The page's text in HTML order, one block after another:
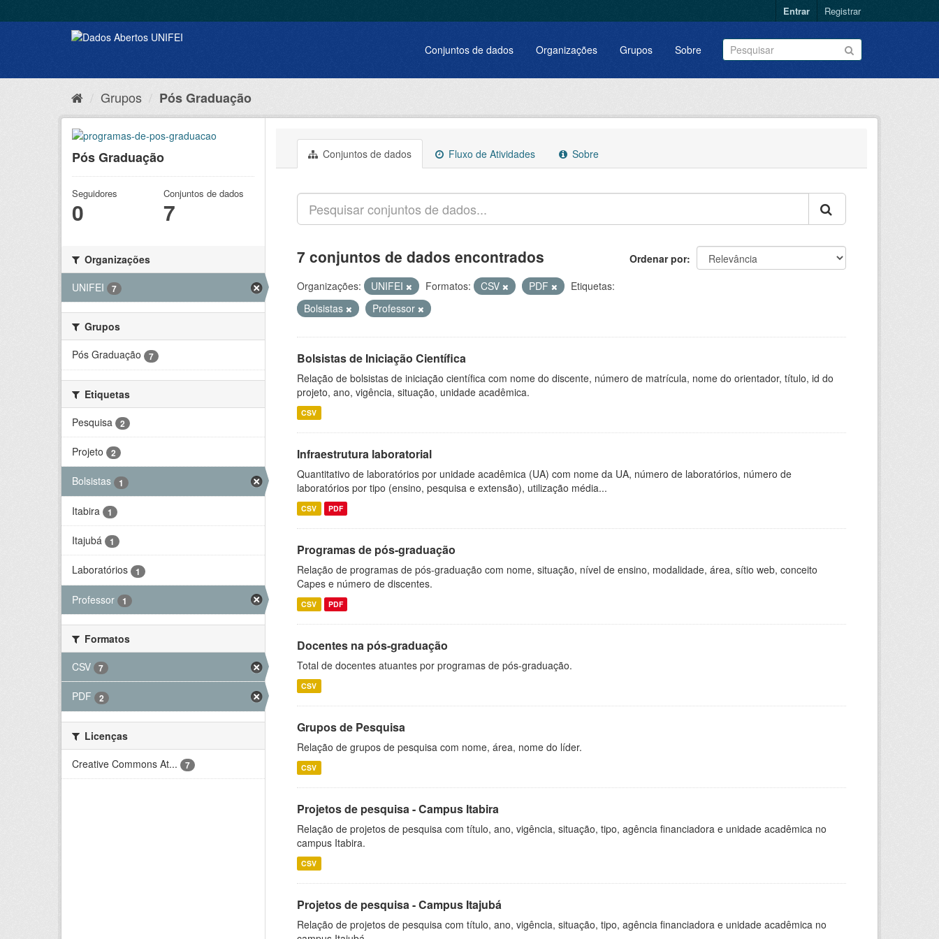
Entrar Registrar
Conjuntos de dados Organizações Grupos Sobre
Grupos Pós Graduação
Pós Graduação
Seguidores
0
Conjuntos de dados
7
Organizações
UNIFEI
7
Grupos
Pós Graduação
7
Etiquetas
Pesquisa
2
Projeto 2
Bolsistas 1
Itabira 1
Itajubá 1
Laboratórios 1
Professor 1
Formatos
CSV
7
PDF 2
Licenças
Creative Commons At...
7
Conjuntos de dados Fluxo de Atividades Sobre
Ordenar por
7 conjuntos de dados encontrados
Organizações: UNIFEI Formatos: CSV PDF
Etiquetas:
Bolsistas
Professor
Bolsistas de Iniciação Científica
Relação de bolsistas de iniciação científica com nome do discente, número de matrícula, nome do orientador, título, id do
projeto, ano, vigência, situação, unidade acadêmica.
CSV
Infraestrutura laboratorial
Quantitativo de laboratórios por unidade acadêmica (UA) com nome da UA, número de laboratórios, número de
laboratórios por tipo (ensino, pesquisa e extensão), utilização média...
CSV PDF
Programas de pós-graduação
Relação de programas de pós-graduação com nome, situação, nível de ensino, modalidade, área, sítio web, conceito
Capes e número de discentes.
CSV PDF
Docentes na pós-graduação
Total de docentes atuantes por programas de pós-graduação.
CSV
Grupos de Pesquisa
Relação de grupos de pesquisa com nome, área, nome do líder.
CSV
Projetos de pesquisa - Campus Itabira
Relação de projetos de pesquisa com título, ano, vigência, situação, tipo, agência financiadora e unidade acadêmica no
campus Itabira.
CSV
Projetos de pesquisa - Campus Itajubá
Relação de projetos de pesquisa com título, ano, vigência, situação, tipo, agência financiadora e unidade acadêmica no